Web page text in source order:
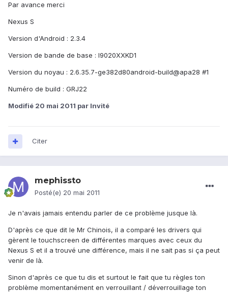
Par avance merci
Nexus S
Version d'Android : 2.3.4
Version de bande de base : I9020XXKD1
Version du noyau : 2.6.35.7-ge382d80android-build@apa28 #1
Numéro de build : GRJ22
Modifié 20 mai 2011 par Invité
Citer
mephissto
Posté(e) 20 mai 2011
Je n'avais jamais entendu parler de ce problème jusque là.
D'après ce que dit le Mr Chinois, il a comparé les drivers qui
gèrent le touchscreen de différentes marques avec ceux du
Nexus S et il a trouvé une différence, mais il ne sait pas si ça peut
venir de là.
Sinon d'après ce que tu dis et surtout le fait que tu règles ton
problème momentanément en verrouillant / déverrouillage ton